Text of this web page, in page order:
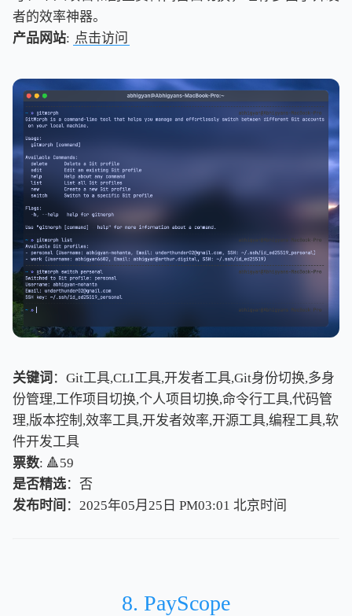
者的效率神器。
产品网站: 点击访问
关键词 ：Git工具,CLI工具,开发者工具,Git身份切换,多身
份管理,工作项目切换,个人项目切换,命令行工具,代码管
理,版本控制,效率工具,开发者效率,开源工具,编程工具,软
件开发工具
票数: 🔺59
是否精选：否
发布时间 ：2025年05月25日 PM03:01 北京时间
北京时间
8. PayScope